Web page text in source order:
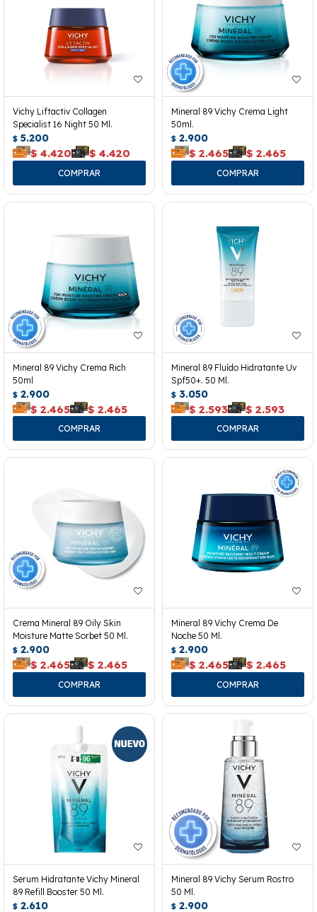
Vichy Liftactiv Collagen
Specialist 16 Night 50 Ml.
$ 5.200
$ 4.420 $ 4.420
Mineral 89 Vichy Crema Light
50ml.
$ 2.900
$ 2.465 $ 2.465
Mineral 89 Vichy Crema Rich
50ml
$ 2.900
$ 2.465 $ 2.465
Mineral 89 Fluído Hidratante Uv
Spf50+. 50 Ml.
$ 3.050
$ 2.593 $ 2.593
Crema Mineral 89 Oily Skin
Moisture Matte Sorbet 50 Ml.
$ 2.900
$ 2.465 $ 2.465
Mineral 89 Vichy Crema De
Noche 50 Ml.
$ 2.900
$ 2.465 $ 2.465
Serum Hidratante Vichy Mineral
89 Refill Booster 50 Ml.
$ 2.610
Mineral 89 Vichy Serum Rostro
50 Ml.
$ 2.900